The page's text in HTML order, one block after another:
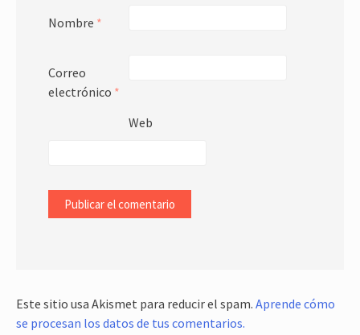
Nombre *
Correo
electrónico *
Web
Este sitio usa Akismet para reducir el spam. Aprende cómo
se procesan los datos de tus comentarios.